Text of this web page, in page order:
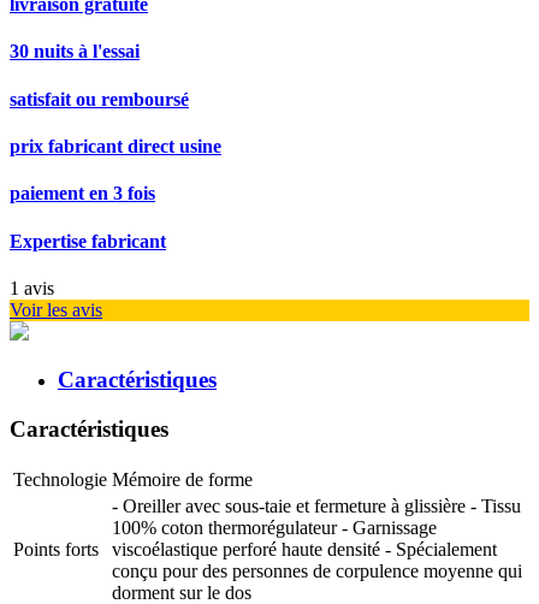
livraison gratuite
30 nuits à l'essai
satisfait ou remboursé
prix fabricant direct usine
paiement en 3 fois
Expertise fabricant
1 avis
Voir les avis
Caractéristiques
Caractéristiques
Technologie Mémoire de forme
Points forts
- Oreiller avec sous-taie et fermeture à glissière - Tissu
100% coton thermorégulateur - Garnissage
viscoélastique perforé haute densité - Spécialement
conçu pour des personnes de corpulence moyenne qui
dorment sur le dos